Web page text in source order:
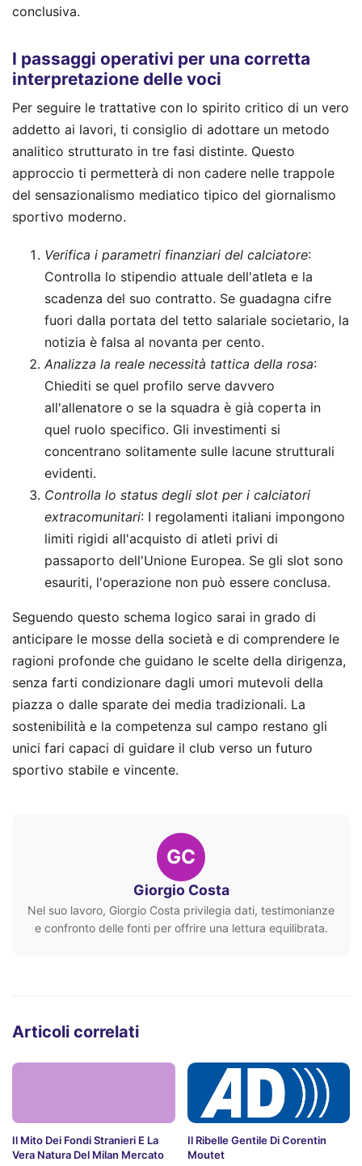
conclusiva.
I passaggi operativi per una corretta
interpretazione delle voci
Per seguire le trattative con lo spirito critico di un vero
addetto ai lavori, ti consiglio di adottare un metodo
analitico strutturato in tre fasi distinte. Questo
approccio ti permetterà di non cadere nelle trappole
del sensazionalismo mediatico tipico del giornalismo
sportivo moderno.
Verifica i parametri finanziari del calciatore:
Controlla lo stipendio attuale dell'atleta e la
scadenza del suo contratto. Se guadagna cifre
fuori dalla portata del tetto salariale societario, la
notizia è falsa al novanta per cento.
Analizza la reale necessità tattica della rosa:
Chiediti se quel profilo serve davvero
all'allenatore o se la squadra è già coperta in
quel ruolo specifico. Gli investimenti si
concentrano solitamente sulle lacune strutturali
evidenti.
Controlla lo status degli slot per i calciatori
extracomunitari: I regolamenti italiani impongono
limiti rigidi all'acquisto di atleti privi di
passaporto dell'Unione Europea. Se gli slot sono
esauriti, l'operazione non può essere conclusa.
Seguendo questo schema logico sarai in grado di
anticipare le mosse della società e di comprendere le
ragioni profonde che guidano le scelte della dirigenza,
senza farti condizionare dagli umori mutevoli della
piazza o dalle sparate dei media tradizionali. La
sostenibilità e la competenza sul campo restano gli
unici fari capaci di guidare il club verso un futuro
sportivo stabile e vincente.
GC
Giorgio Costa
Nel suo lavoro, Giorgio Costa privilegia dati, testimonianze
e confronto delle fonti per offrire una lettura equilibrata.
Articoli correlati
Il Mito Dei Fondi Stranieri E La
Vera Natura Del Milan Mercato
Il Ribelle Gentile Di Corentin
Moutet